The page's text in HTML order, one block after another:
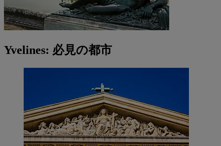
Yvelines: 必見の都市